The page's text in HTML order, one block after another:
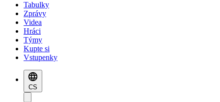
Tabulky
Zprávy
Videa
Hráci
Týmy
Kupte si
Vstupenky
CS